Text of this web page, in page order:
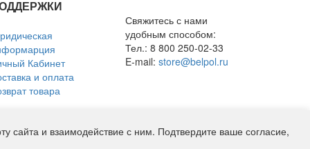
Кабинет
и оплата
товара
Свяжитесь с нами
удобным способом:
Тел.: 8 800 250-02-33
E-mail: store@belpol.ru
и взаимодействие с ним. Подтвердите ваше согласие,